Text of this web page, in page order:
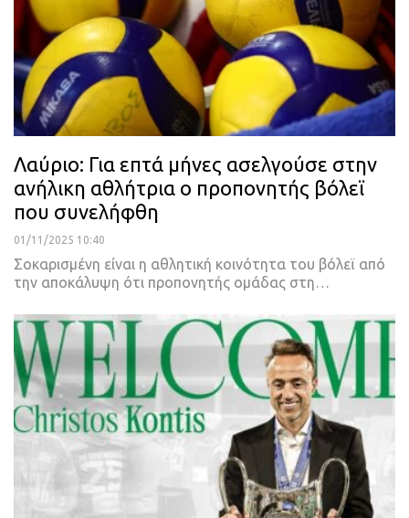
Λαύριο: Για επτά μήνες ασελγούσε στην
ανήλικη αθλήτρια ο προπονητής βόλεϊ
που συνελήφθη
01/11/2025 10:40
Σοκαρισμένη είναι η αθλητική κοινότητα του βόλεϊ από
την αποκάλυψη ότι προπονητής ομάδας στη…